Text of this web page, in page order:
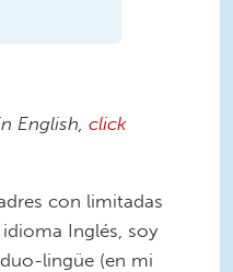
English, click
con limitadas
Inglés, soy
lingüe (en mi